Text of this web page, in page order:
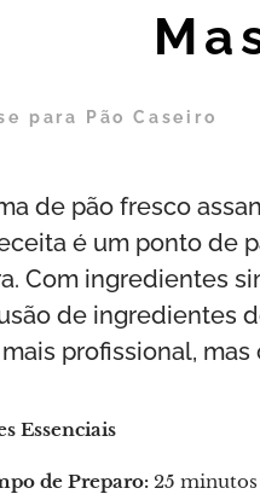
para Pão Caseiro
de pão fresco
é um ponto de
Com ingredientes
de ingredientes
profissional,
Essenciais
de Preparo: 25 minutos